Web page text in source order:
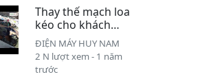
Thay thế mạch loa
kéo cho khách
hàng tại khu nhà
bè Mã Đà
ĐIỆN MÁY HUY NAM
2 N lượt xem - 1 năm
trước